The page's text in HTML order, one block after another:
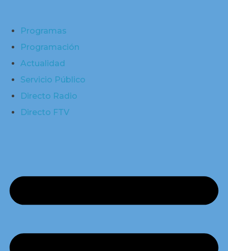
Programas
Programación
Actualidad
Servicio Público
Directo Radio
Directo FTV